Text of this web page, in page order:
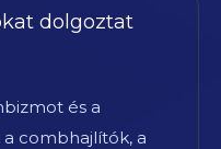
dolgoztat
és a
combhajlítók, a